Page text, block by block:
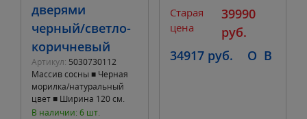
дверями
черный/светло-
коричневый
Артикул: 5030730112
Массив сосны ■ Черная
морилка/натуральный
цвет ■ Ширина 120 см.
Глубина 59 см. Высота
В наличии: 6 шт.
Старая
цена
39990
руб.
34917 руб.
O B